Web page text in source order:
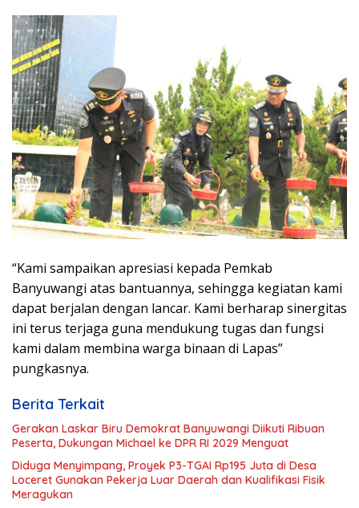
“Kami sampaikan apresiasi kepada Pemkab
Banyuwangi atas bantuannya, sehingga kegiatan kami
dapat berjalan dengan lancar. Kami berharap sinergitas
ini terus terjaga guna mendukung tugas dan fungsi
kami dalam membina warga binaan di Lapas”
pungkasnya.
Berita Terkait
Gerakan Laskar Biru Demokrat Banyuwangi Diikuti Ribuan
Peserta, Dukungan Michael ke DPR RI 2029 Menguat
Diduga Menyimpang, Proyek P3-TGAI Rp195 Juta di Desa
Loceret Gunakan Pekerja Luar Daerah dan Kualifikasi Fisik
Meragukan